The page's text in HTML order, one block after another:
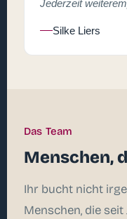
Jederzeit
Silke Liers
Das Team
Menschen,
Ihr bucht nicht
Menschen, die